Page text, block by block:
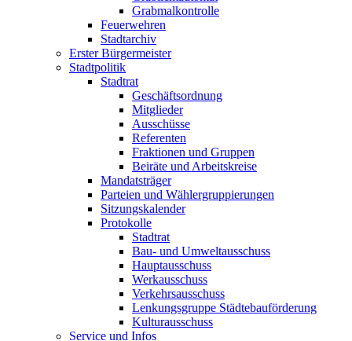
Grabmalkontrolle
Feuerwehren
Stadtarchiv
Erster Bürgermeister
Stadtpolitik
Stadtrat
Geschäftsordnung
Mitglieder
Ausschüsse
Referenten
Fraktionen und Gruppen
Beiräte und Arbeitskreise
Mandatsträger
Parteien und Wählergruppierungen
Sitzungskalender
Protokolle
Stadtrat
Bau- und Umweltausschuss
Hauptausschuss
Werkausschuss
Verkehrsausschuss
Lenkungsgruppe Städtebauförderung
Kulturausschuss
Service und Infos